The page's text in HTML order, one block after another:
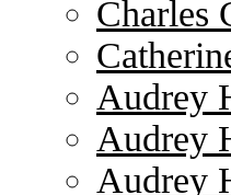
Charles
Audrey
Audrey
Audrey